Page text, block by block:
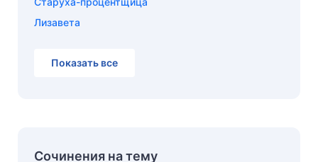
Лизавета
Показать все
Сочинения на тему